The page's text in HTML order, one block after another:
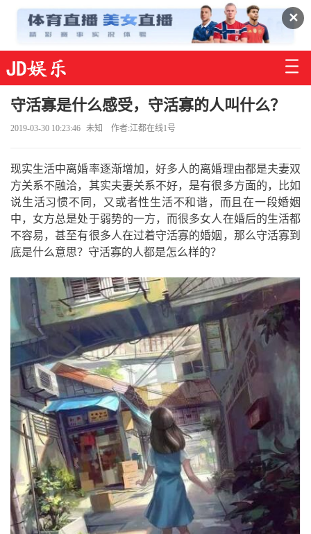
✕
守活寡是什么感受，守活寡的人叫什么？
2019-03-30 10:23:46 未知 作者:江都在线1号
现实生活中离婚率逐渐增加，好多人的离婚理由都是夫妻双
方关系不融洽，其实夫妻关系不好，是有很多方面的，比如
说生活习惯不同，又或者性生活不和谐，而且在一段婚姻
中，女方总是处于弱势的一方，而很多女人在婚后的生活都
不容易，甚至有很多人在过着守活寡的婚姻，那么守活寡到
底是什么意思？守活寡的人都是怎么样的？